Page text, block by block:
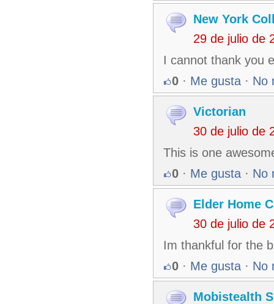
New York
29 de julio de
I cannot thank you
0 · Me gusta · No
Victorian
30 de julio de
This is one
0 · Me gusta · No
Elder Home
30 de julio de
Im thankful for the
0 · Me gusta · No
Mobistealth